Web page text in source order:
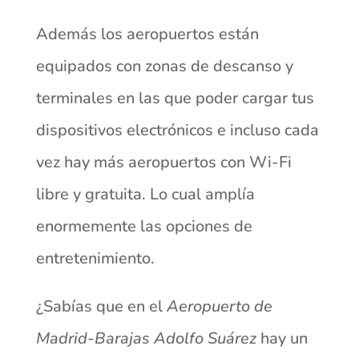
Además los aeropuertos están
equipados con zonas de descanso y
terminales en las que poder cargar tus
dispositivos electrónicos e incluso cada
vez hay más aeropuertos con Wi-Fi
libre y gratuita. Lo cual amplía
enormemente las opciones de
entretenimiento.
¿Sabías que en elAeropuerto de
Madrid-Barajas Adolfo Suárezhay un